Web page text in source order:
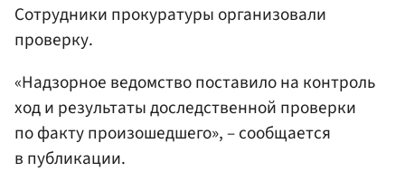
Сотрудники прокуратуры организовали
проверку.
«Надзорное ведомство поставило на контроль
ход и результаты доследственной проверки
по факту произошедшего», – сообщается
в публикации.